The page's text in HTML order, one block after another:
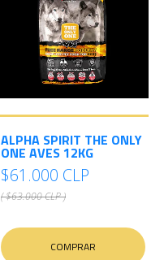
ALPHA SPIRIT THE ONLY
ONE AVES 12KG
$61.000 CLP
( $63.000 CLP )
COMPRAR